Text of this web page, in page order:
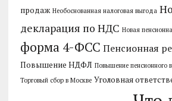
продаж Необоснованная налоговая выгода
декларация по НДС Новая
форма 4-ФСС Пенсионная
Повышение НДФЛ Повышение пенсионного
Торговый сбор в Москве Уголовная